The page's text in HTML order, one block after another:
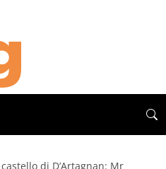
di D’Artagnan: Mr